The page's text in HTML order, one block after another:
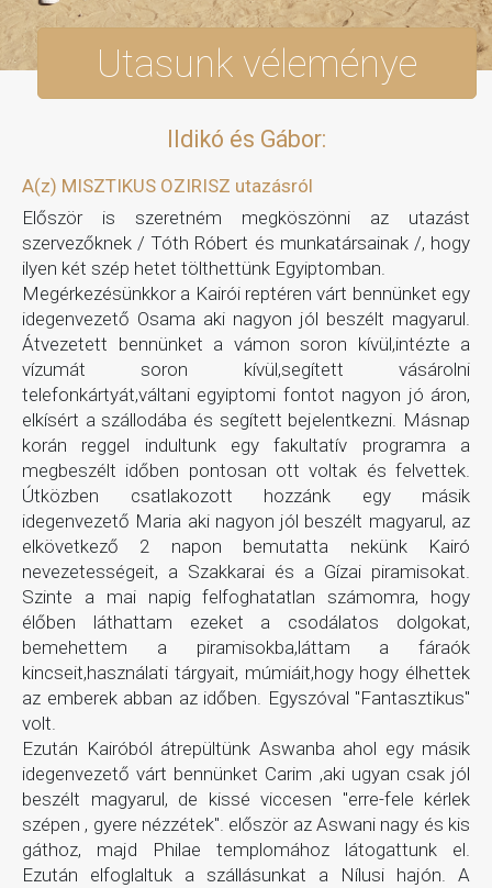
Utasunk véleménye
Ildikó és Gábor:
A(z) MISZTIKUS OZIRISZ utazásról
Először is szeretném megköszönni az utazást
szervezőknek / Tóth Róbert és munkatársainak /, hogy
ilyen két szép hetet tölthettünk Egyiptomban.
Megérkezésünkkor a Kairói reptéren várt bennünket egy
idegenvezető Osama aki nagyon jól beszélt magyarul.
Átvezetett bennünket a vámon soron kívül,intézte a
vízumát soron kívül,segített vásárolni
telefonkártyát,váltani egyiptomi fontot nagyon jó áron,
elkísért a szállodába és segített bejelentkezni. Másnap
korán reggel indultunk egy fakultatív programra a
megbeszélt időben pontosan ott voltak és felvettek.
Útközben csatlakozott hozzánk egy másik
idegenvezető Maria aki nagyon jól beszélt magyarul, az
elkövetkező 2 napon bemutatta nekünk Kairó
nevezetességeit, a Szakkarai és a Gízai piramisokat.
Szinte a mai napig felfoghatatlan számomra, hogy
élőben láthattam ezeket a csodálatos dolgokat,
bemehettem a piramisokba,láttam a fáraók
kincseit,használati tárgyait, múmiáit,hogy hogy élhettek
az emberek abban az időben. Egyszóval "Fantasztikus"
volt.
Ezután Kairóból átrepültünk Aswanba ahol egy másik
idegenvezető várt bennünket Carim ,aki ugyan csak jól
beszélt magyarul, de kissé viccesen "erre-fele kérlek
szépen , gyere nézzétek". először az Aswani nagy és kis
gáthoz, majd Philae templomához látogattunk el.
Ezután elfoglaltuk a szállásunkat a Nílusi hajón. A